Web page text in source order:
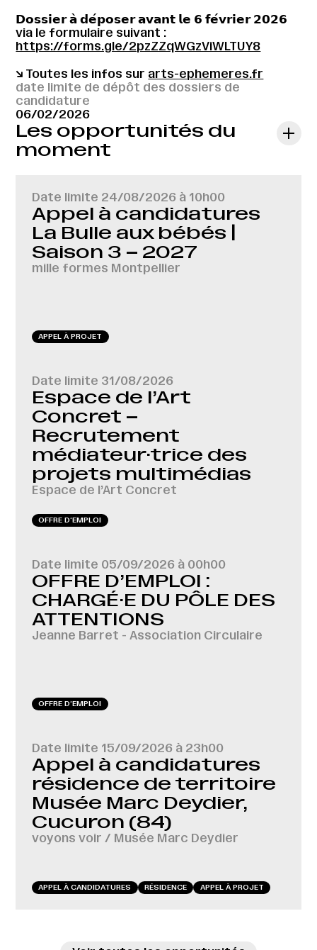
date limite de dépôt des dossiers de
candidature
06/02/2026
𝗗𝗼𝘀𝘀𝗶𝗲𝗿 𝗮̀ 𝗱𝗲́𝗽𝗼𝘀𝗲𝗿 𝗮𝘃𝗮𝗻𝘁 𝗹𝗲 𝟲 𝗳𝗲́𝘃𝗿𝗶𝗲𝗿 𝟮𝟬𝟮𝟲
via le formulaire suivant :
https://forms.gle/2pzZZqWGzViWLTUY8
↘︎ Toutes les infos sur arts-ephemeres.fr
Les opportunités du
moment
Date limite 24/08/2026 à 10h00
Appel à candidatures
La Bulle aux bébés |
Saison 3 – 2027
mille formes Montpellier
APPEL À PROJET
Date limite 31/08/2026
Espace de l’Art
Concret –
Recrutement
médiateur·trice des
projets multimédias
Espace de l’Art Concret
OFFRE D‘EMPLOI
Date limite 05/09/2026 à 00h00
OFFRE D’EMPLOI :
CHARGÉ·E DU PÔLE DES
ATTENTIONS
Jeanne Barret - Association Circulaire
OFFRE D‘EMPLOI
Date limite 15/09/2026 à 23h00
Appel à candidatures
résidence de territoire
Musée Marc Deydier,
Cucuron (84)
voyons voir / Musée Marc Deydier
APPEL À CANDIDATURES RÉSIDENCE APPEL À PROJET